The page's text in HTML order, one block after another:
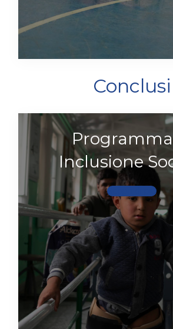
Conclusi
Inclusione
Scopri di più